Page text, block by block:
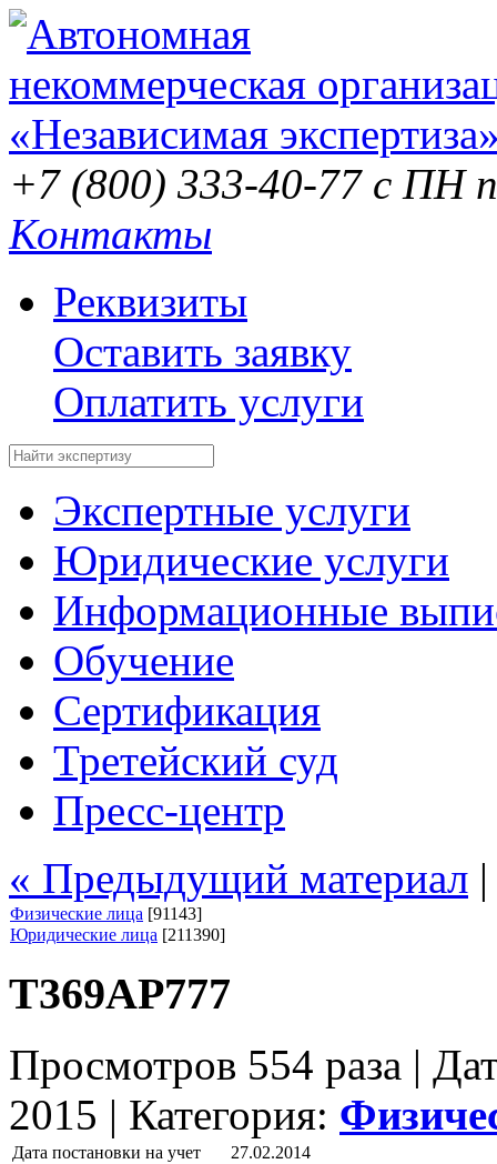
+7 (800) 333-40-77 с ПН
Контакты
Реквизиты
Оставить заявку
Оплатить услуги
Экспертные услуги
Юридические услуги
Информационные
Обучение
Сертификация
Третейский суд
Пресс-центр
« Предыдущий материал
Физические лица [91143]
Юридические лица [211390]
Т369АР777
Просмотров 554 раза |
2015 | Категория:
Дата постановки на учет
27.02.2014